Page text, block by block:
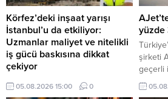
Körfez’deki inşaat yarışı
İstanbul’u da etkiliyor:
Uzmanlar maliyet ve nitelikli
iş gücü baskısına dikkat
çekiyor
Körfez ülkelerinde hızlanan otel,
konut ve karma kullanım projeleri,
05.08.2026 15:00 0
yüzde
şirketi
geçerli
başlattı.